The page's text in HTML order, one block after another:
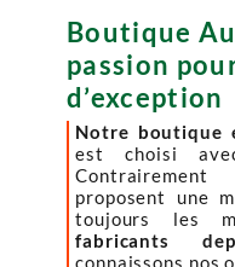
Boutique
passion
d’exception
Notre boutique
est choisi
proposent une
toujours les
fabricants
connaissons nos